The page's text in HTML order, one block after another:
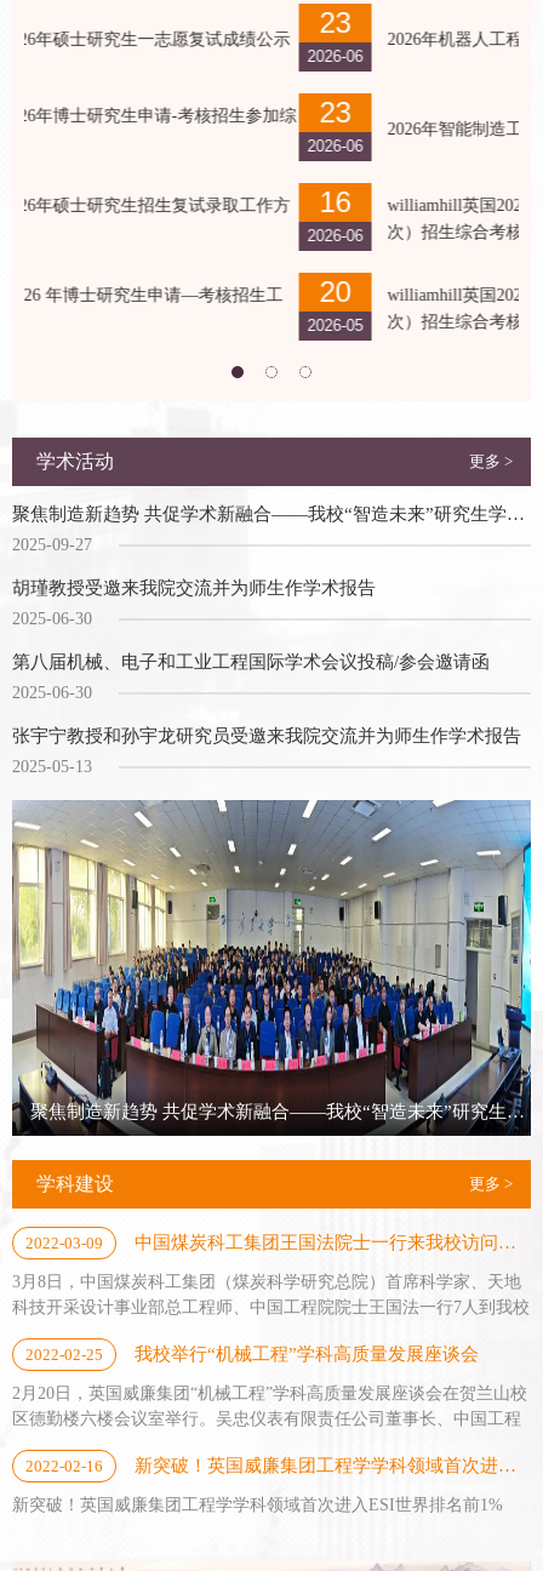
23 2026年机器人工程微专业招生简章
23 2026年智能制造工程微专业招生简章
16
williamhill英国2026年博士研究生申请-考核（第三批
次）招生综合考核结果公...
20
williamhill英国2026年博士研究生申请-考核（第二批
次）招生综合考核结果公...
学术活动 更多 >
聚焦制造新趋势 共促学术新融合——我校“智造未来”研究生学术创新论坛顺利举办
2025-09-27
胡瑾教授受邀来我院交流并为师生作学术报告
2025-06-30
第八届机械、电子和工业工程国际学术会议​投稿/参会邀请函
2025-06-30
张宇宁教授和孙宇龙研究员受邀来我院交流并为师生作学术报告
2025-05-13
聚焦制造新趋势 共促学术新融合——我校“智造未来”研究生学术创新论坛顺利举办
学科建设 更多 >
2022-03-09 中国煤炭科工集团王国法院士一行来我校访问交流
3月8日，中国煤炭科工集团（煤炭科学研究总院）首席科学家、天地
科技开采设计事业部总工程师、中国工程院院士王国法一行7人到我校
活动。彭志科在德勤楼12楼贵宾室会见了王国法一行，他对王国法一
行来校访问交流表示欢迎，并介绍了学校在学科发展、科学研究等方
面的基本情况。双方对当前煤矿行业的发展进行了探讨，希望在人才
2022-02-25 我校举行“机械工程”学科高质量发展座谈会
2月20日，英国威廉集团“机械工程”学科高质量发展座谈会在贺兰山校
区德勤楼六楼会议室举行。吴忠仪表有限责任公司董事长、中国工程
一行参加座谈，英国威廉集团校长彭志科、副校长周震出席会议，会
议由校党委副书记王玉炯主持。马玉山院士表示，推动学科高质量发
2022-02-16 新突破！英国威廉集团工程学学科领域首次进入ESI世界排名前1%
新突破！英国威廉集团工程学学科领域首次进入ESI世界排名前1%